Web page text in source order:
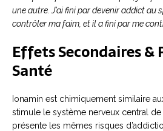
une autre. J’ai fini par devenir addict au
contrôler ma faim, et il a fini par me
Effets Secondaires &
Santé
Ionamin est chimiquement similaire
stimule le système nerveux central
présente les mêmes risques